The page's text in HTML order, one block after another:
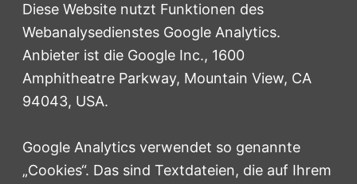
Diese Website nutzt Funktionen des
Webanalysedienstes Google Analytics.
Anbieter ist die Google Inc., 1600
Amphitheatre Parkway, Mountain View, CA
94043, USA.
Google Analytics verwendet so genannte
„Cookies“. Das sind Textdateien, die auf Ihrem